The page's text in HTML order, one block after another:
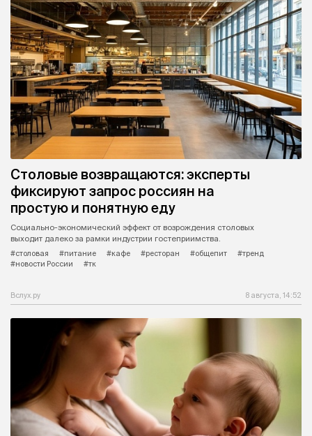
Столовые возвращаются: эксперты
фиксируют запрос россиян на
простую и понятную еду
Социально-экономический эффект от возрождения столовых
выходит далеко за рамки индустрии гостеприимства.
#столовая
#питание #кафе #ресторан #общепит
#тренд
#новости России
#тк
Вслух.ру 8 августа, 14:52